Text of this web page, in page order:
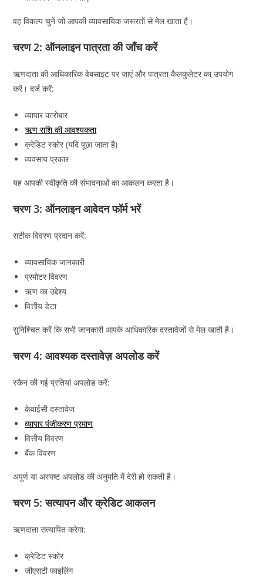
वह विकल्प चुनें जो आपकी व्यावसायिक जरूरतों से मेल खाता है।
चरण 2: ऑनलाइन पात्रता की जाँच करें
ऋणदाता की आधिकारिक वेबसाइट पर जाएं और पात्रता कैलकुलेटर का उपयोग
करें। दर्ज करें:
व्यापार कारोबार
ऋण राशि की आवश्यकता
क्रेडिट स्कोर (यदि पूछा जाता है)
व्यवसाय प्रकार
यह आपकी स्वीकृति की संभावनाओं का आकलन करता है।
चरण 3: ऑनलाइन आवेदन फॉर्म भरें
सटीक विवरण प्रदान करें:
व्यावसायिक जानकारी
प्रमोटर विवरण
ऋण का उद्देश्य
वित्तीय डेटा
सुनिश्चित करें कि सभी जानकारी आपके आधिकारिक दस्तावेजों से मेल खाती है।
चरण 4: आवश्यक दस्तावेज़ अपलोड करें
स्कैन की गई प्रतियां अपलोड करें:
केवाईसी दस्तावेज
व्यापार पंजीकरण प्रमाण
वित्तीय विवरण
बैंक विवरण
अपूर्ण या अस्पष्ट अपलोड की अनुमति में देरी हो सकती है।
चरण 5: सत्यापन और क्रेडिट आकलन
ऋणदाता सत्यापित करेगा:
क्रेडिट स्कोर
जीएसटी फाइलिंग